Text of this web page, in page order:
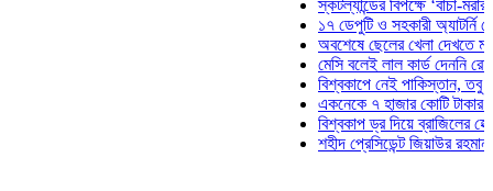
স্কটল্যান্ডের বিপক্ষে ‘বাঁচা-মরার
১৭ ডেপুটি ও সহকারী অ্যাটর্নি
অবশেষে ছেলের খেলা দেখতে মাঠে
মেসি বলেই লাল কার্ড দেননি
বিশ্বকাপে নেই পাকিস্তান, তবু
একনেকে ৭ হাজার কোটি টাকার ৫
বিশ্বকাপ ড্র দিয়ে ব্রাজিলের হেক্সা
শহীদ প্রেসিডেন্ট জিয়াউর রহমান